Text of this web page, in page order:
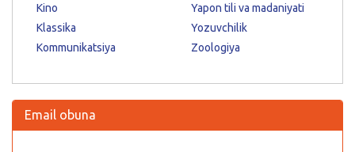
Kino
Klassika
Kommunikatsiya
Yapon tili va madaniyati
Yozuvchilik
Zoologiya
Email obuna